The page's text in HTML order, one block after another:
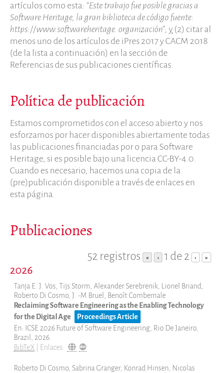
Código historico
SWH Acquisition Process
Software Stories
Extensiones de navegador
Hacer una donación
Usarios
Desarrolladores
Científicos
Estudiantes
Apoyo
Replicas
FAQ
Personas
Junta asesora
News
artículos como esta: “Este trabajo fue posible gracias a
Software Heritage, la gran biblioteca de código fuente:
https://www.softwareheritage. organización”; y (2) citar al
menos uno de los artículos de iPres 2017 y CACM 2018
(de la lista a continuación) en la sección de
Referencias de sus publicaciones científicas.
Política de publicación
Estamos comprometidos con el acceso abierto y nos
esforzamos por hacer disponibles abiertamente todas
las publicaciones financiadas por o para Software
Heritage, si es posible bajo una licencia CC-BY-4.0.
Cuando es necesario, hacemos una copia de la
(pre)publicación disponible a través de enlaces en
esta página.
Publicaciones
52 registros « ‹ 1 de 2 › »
2026
Tanja E. J. Vos, Tijs Storm, Alexander Serebrenik, Lionel Briand,
Roberto Di Cosmo, J. -M Bruel, Benoît Combemale
Reclaiming Software Engineering as the Enabling Technology
for the Digital Age
Proceedings Article
En: ICSE 2026 Future of Software Engineering, Rio De Janeiro,
Brazil, 2026.
BibTeX
Enlaces:
Roberto Di Cosmo, Sabrina Granger, Konrad Hinsen, Nicolas